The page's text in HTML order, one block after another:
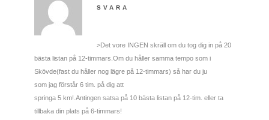
SVARA
>Det vore INGEN skräll om du tog dig in på 20
bästa listan på 12-timmars.Om du håller samma tempo som i
Skövde(fast du håller nog lägre på 12-timmars) så har du ju
som jag förstår 6 tim. på dig att
springa 5 km!.Antingen satsa på 10 bästa listan på 12-tim. eller ta
tillbaka din plats på 6-timmars!